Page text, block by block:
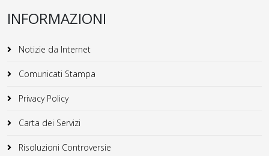
INFORMAZIONI
Notizie da Internet
Comunicati Stampa
Privacy Policy
Carta dei Servizi
Risoluzioni Controversie